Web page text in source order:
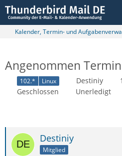
Kalender, Termin- und
Angenommen
102.* Linux Destiniy
Geschlossen
Unerledigt
Destiniy
Mitglied